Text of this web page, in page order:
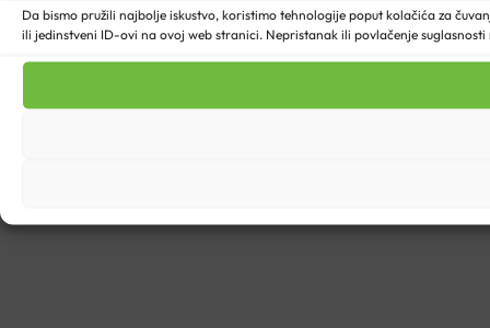
Da bismo pružili najbolje iskustvo, koristimo tehnologije poput kolačića za
ili jedinstveni ID-ovi na ovoj web stranici. Nepristanak ili povlačenje